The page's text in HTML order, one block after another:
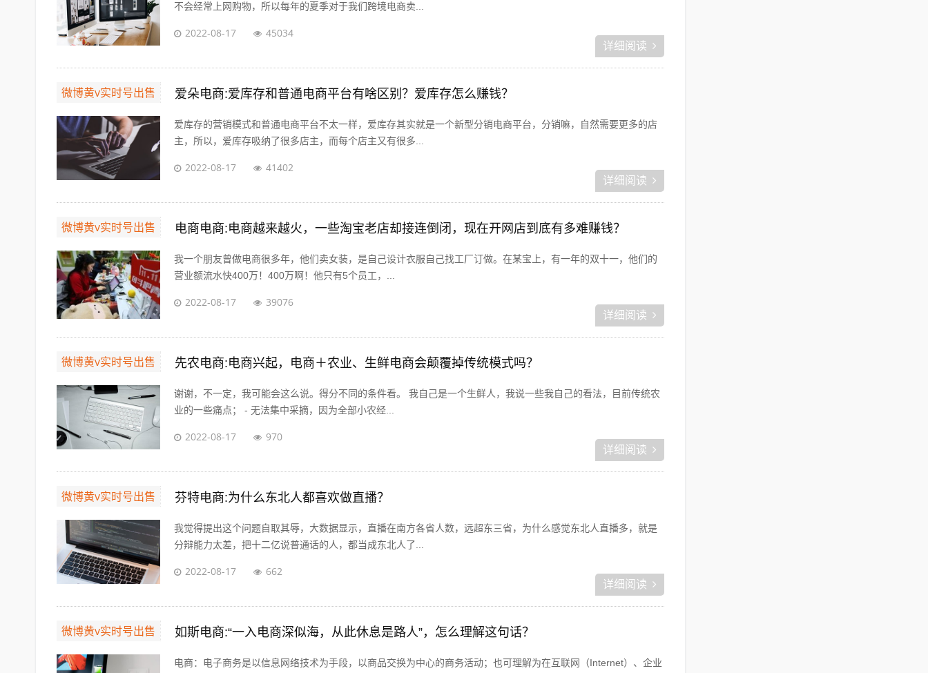
不会经常上网购物，所以每年的夏季对于我们跨境电商卖...
2022-08-17 45034
详细阅读
微博黄v实时号出售 爱朵电商:爱库存和普通电商平台有啥区别？爱库存怎么赚钱？
爱库存的营销模式和普通电商平台不太一样，爱库存其实就是一个新型分销电商平台，分销嘛，自然需要更多的店
主，所以，爱库存吸纳了很多店主，而每个店主又有很多...
2022-08-17 41402
详细阅读
微博黄v实时号出售 电商电商:电商越来越火，一些淘宝老店却接连倒闭，现在开网店到底有多难赚钱？
我一个朋友曾做电商很多年，他们卖女装，是自己设计衣服自己找工厂订做。在某宝上，有一年的双十一，他们的
营业额流水快400万！400万啊！他只有5个员工，...
2022-08-17 39076
详细阅读
微博黄v实时号出售 先农电商:电商兴起，电商＋农业、生鲜电商会颠覆掉传统模式吗？
谢谢，不一定，我可能会这么说。得分不同的条件看。 我自己是一个生鲜人，我说一些我自己的看法，目前传统农
业的一些痛点； - 无法集中采摘，因为全部小农经...
2022-08-17 970
详细阅读
微博黄v实时号出售 芬特电商:为什么东北人都喜欢做直播？
我觉得提出这个问题自取其辱，大数据显示，直播在南方各省人数，远超东三省，为什么感觉东北人直播多，就是
分辩能力太差，把十二亿说普通话的人，都当成东北人了...
2022-08-17 662
详细阅读
微博黄v实时号出售 如斯电商:“一入电商深似海，从此休息是路人”，怎么理解这句话？
电商：电子商务是以信息网络技术为手段，以商品交换为中心的商务活动；也可理解为在互联网（Internet）、企业